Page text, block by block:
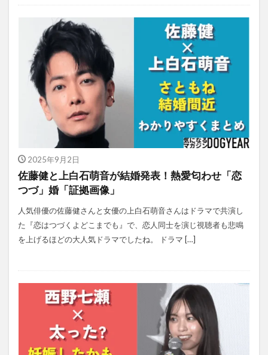
2025年9月2日
佐藤健と上白石萌音が結婚発表！熱愛匂わせ「恋
つづ」婚「証拠画像」
人気俳優の佐藤健さんと女優の上白石萌音さんはドラマで共演し
た『恋はつづくよどこまでも』で、恋人同士を演じ視聴者も悲鳴
を上げるほどの大人気ドラマでしたね。 ドラマ […]